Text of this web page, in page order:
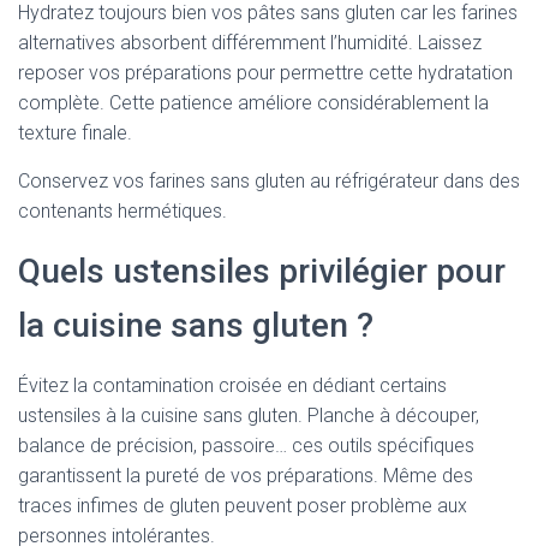
Hydratez toujours bien vos pâtes sans gluten car les farines
alternatives absorbent différemment l’humidité. Laissez
reposer vos préparations pour permettre cette hydratation
complète. Cette patience améliore considérablement la
texture finale.
Conservez vos farines sans gluten au réfrigérateur dans des
contenants hermétiques.
Quels ustensiles privilégier pour
la cuisine sans gluten ?
Évitez la contamination croisée en dédiant certains
ustensiles à la cuisine sans gluten. Planche à découper,
balance de précision, passoire… ces outils spécifiques
garantissent la pureté de vos préparations. Même des
traces infimes de gluten peuvent poser problème aux
personnes intolérantes.